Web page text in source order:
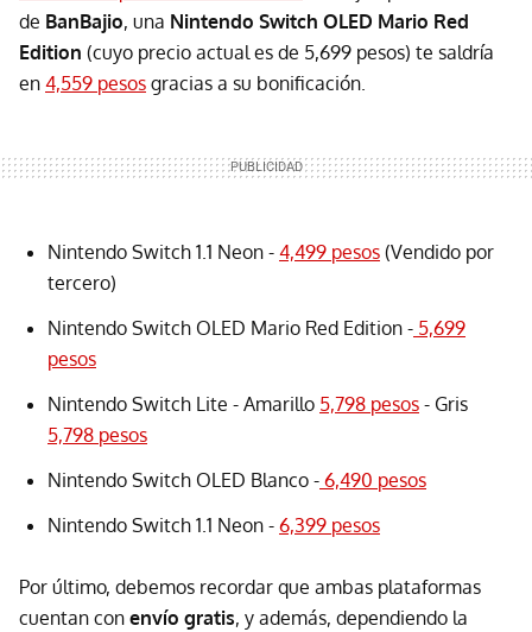
de BanBajio, una Nintendo Switch OLED Mario Red
Edition (cuyo precio actual es de 5,699 pesos) te saldría
en 4,559 pesos gracias a su bonificación.
Nintendo Switch 1.1 Neon - 4,499 pesos (Vendido por
tercero)
Nintendo Switch OLED Mario Red Edition - 5,699
pesos
Nintendo Switch Lite - Amarillo 5,798 pesos - Gris
5,798 pesos
Nintendo Switch OLED Blanco - 6,490 pesos
Nintendo Switch 1.1 Neon - 6,399 pesos
Por último, debemos recordar que ambas plataformas
cuentan con envío gratis, y además, dependiendo la